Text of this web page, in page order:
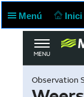
Menú Inici